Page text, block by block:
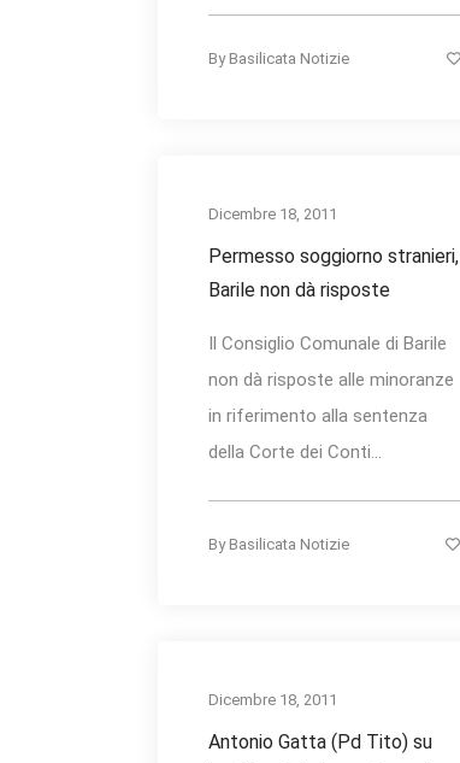
By Basilicata Notizie
Dicembre 18, 2011
Permesso soggiorno stranieri,
Barile non dà risposte
Il Consiglio Comunale di Barile
non dà risposte alle minoranze
in riferimento alla sentenza
della Corte dei Conti...
By Basilicata Notizie
Dicembre 18, 2011
Antonio Gatta (Pd Tito) su